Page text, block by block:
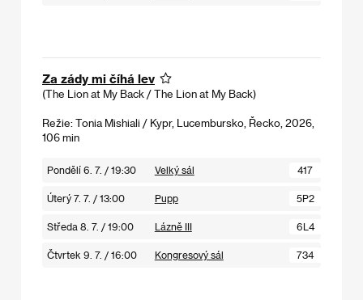
Za zády mi číhá lev
(The Lion at My Back / The Lion at My Back)
Režie: Tonia Mishiali / Kypr, Lucembursko, Řecko, 2026,
106 min
Pondělí 6. 7. / 19:30 Velký sál 417
Úterý 7. 7. / 13:00 Pupp 5P2
Středa 8. 7. / 19:00 Lázně III 6L4
Čtvrtek 9. 7. / 16:00 Kongresový sál 734